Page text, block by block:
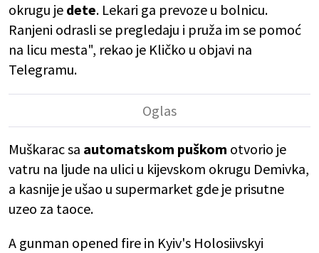
okrugu je dete. Lekari ga prevoze u bolnicu.
Ranjeni odrasli se pregledaju i pruža im se pomoć
na licu mesta", rekao je Kličko u objavi na
Telegramu.
Muškarac sa automatskom puškom otvorio je
vatru na ljude na ulici u kijevskom okrugu Demivka,
a kasnije je ušao u supermarket gde je prisutne
uzeo za taoce.
A gunman opened fire in Kyiv's Holosiivskyi